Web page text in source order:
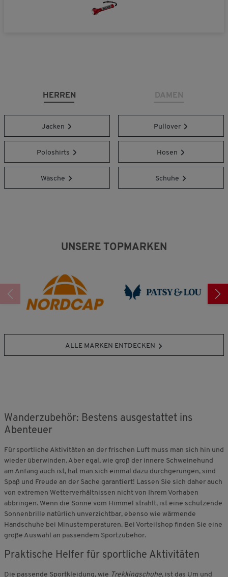
HERREN DAMEN
Jacken Pullover
Poloshirts Hosen
Wäsche Schuhe
UNSERE TOPMARKEN
ALLE MARKEN ENTDECKEN
Wanderzubehör: Bestens ausgestattet ins
Abenteuer
Für sportliche Aktivitäten an der frischen Luft muss man sich hin und
wieder überwinden. Aber egal, wie groß der innere Schweinehund
am Anfang auch ist, hat man sich einmal dazu durchgerungen, sind
Spaß und Freude an der Sache garantiert! Lassen Sie sich daher auch
von extremen Wetterverhältnissen nicht von Ihrem Vorhaben
abbringen. Wenn die Sonne vom Himmel strahlt, ist eine schützende
Sonnenbrille natürlich unverzichtbar, ebenso wie wärmende
Handschuhe bei Minustemperaturen. Bei Vorteilshop finden Sie eine
große Auswahl an passendem Sportzubehör.
Praktische Helfer für sportliche Aktivitäten
Die passende Sportkleidung, wie Trekkingschuhe, ist das Um und